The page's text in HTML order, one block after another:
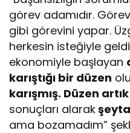
görev adamıdır.
gibi görevini yapar.
herkesin isteğiyle
ekonomiyle başlayan
karıştığı bir düzen
karışmış. Düzen
sonuçları alarak
ama bozamadım”